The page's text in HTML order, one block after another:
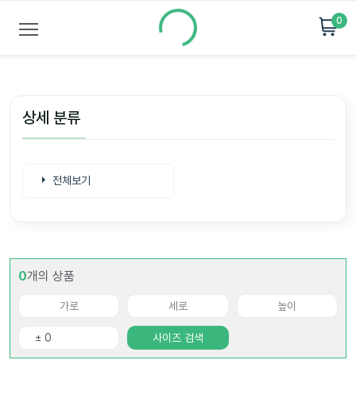
0
상세 분류
전체보기
0개의 상품
사이즈 검색